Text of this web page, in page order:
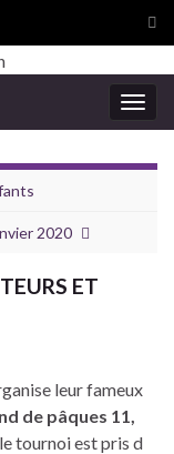
2020
ET
leur fameux
de pâques 11,
tournoi est pris d